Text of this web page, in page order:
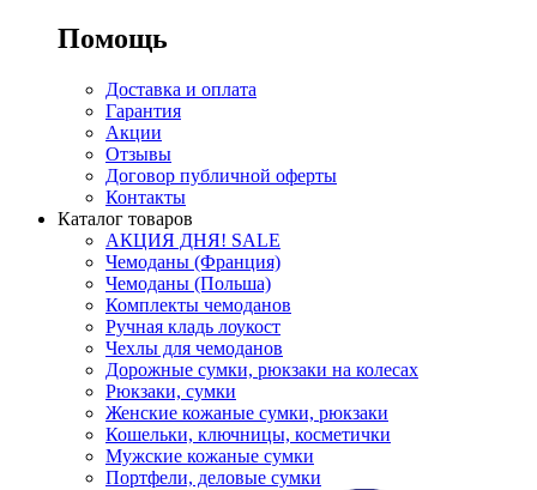
Помощь
Доставка и оплата
Гарантия
Акции
Отзывы
Договор публичной оферты
Контакты
Каталог товаров
АКЦИЯ ДНЯ! SALE
Чемоданы (Франция)
Чемоданы (Польша)
Комплекты чемоданов
Ручная кладь лоукост
Чехлы для чемоданов
Дорожные сумки, рюкзаки на колесах
Рюкзаки, сумки
Женские кожаные сумки, рюкзаки
Кошельки, ключницы, косметички
Мужские кожаные сумки
Портфели, деловые сумки